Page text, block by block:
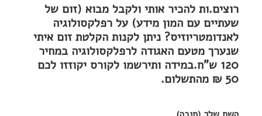
רוצים.ות להכיר אותי ולקבל מבוא (זום של
שעתיים עם המון מידע) על רפלקסולוגיה
לאנדומטריוזיס? ניתן לקנות הקלטת זום איתי
שנערך מטעם האגודה לרפלקסולוגיה במחיר
120 ש"ח.במידה ותירשמו לקורס יקוזזו לכם
50 ₪ מהתשלום.